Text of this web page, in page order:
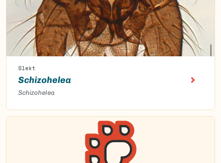
Slekt
Schizohelea
Schizohelea